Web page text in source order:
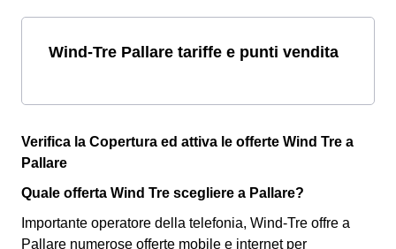
Wind-Tre Pallare tariffe e punti vendita
Verifica la Copertura ed attiva le offerte Wind Tre a
Pallare
Quale offerta Wind Tre scegliere a Pallare?
Importante operatore della telefonia, Wind-Tre offre a
Pallare numerose offerte mobile e internet per